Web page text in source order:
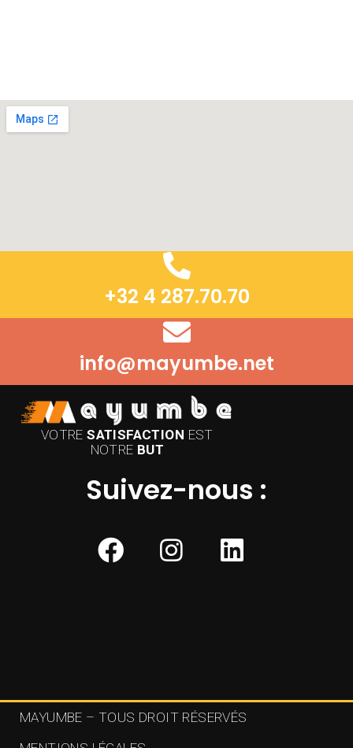
+32 4 287.70.70
info@mayumbe.net
VOTRESATISFACTION EST
NOTRE BUT
Suivez-nous :
MAYUMBE – TOUS DROIT RÉSERVÉS